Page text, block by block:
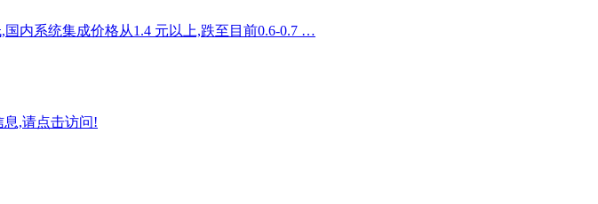
内系统集成价格从1.4 元以上,跌至目前0.6-0.7 …
,请点击访问!